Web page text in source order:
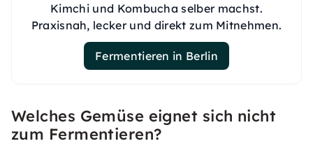
Kimchi und Kombucha selber machst.
Praxisnah, lecker und direkt zum Mitnehmen.
Fermentieren in Berlin
Welches Gemüse eignet sich nicht
zum Fermentieren?